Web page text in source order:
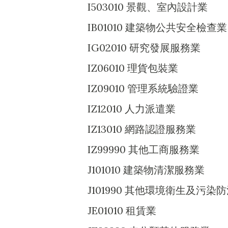
I503010 景觀、室內設計業
IB01010 建築物公共安全檢查業
IG02010 研究發展服務業
IZ06010 理貨包裝業
IZ09010 管理系統驗證業
IZ12010 人力派遣業
IZ13010 網路認證服務業
IZ99990 其他工商服務業
J101010 建築物清潔服務業
J101990 其他環境衛生及污染
JE01010 租賃業